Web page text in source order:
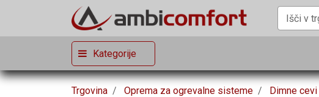
Kategorije
Trgovina Oprema za ogrevalne sisteme Dimne cevi